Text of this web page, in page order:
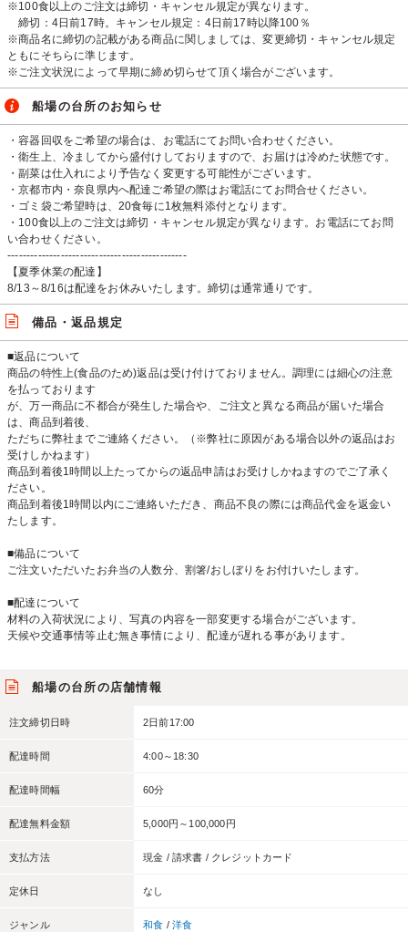
※100食以上のご注文は締切・キャンセル規定が異なります。
締切：4日前17時。キャンセル規定：4日前17時以降100％
※商品名に締切の記載がある商品に関しましては、変更締切・キャンセル規定
ともにそちらに準じます。
※ご注文状況によって早期に締め切らせて頂く場合がございます。
船場の台所のお知らせ
・容器回収をご希望の場合は、お電話にてお問い合わせください。
・衛生上、冷ましてから盛付けしておりますので、お届けは冷めた状態です。
・副菜は仕入れにより予告なく変更する可能性がございます。
・京都市内・奈良県内へ配達ご希望の際はお電話にてお問合せください。
・ゴミ袋ご希望時は、20食毎に1枚無料添付となります。
・100食以上のご注文は締切・キャンセル規定が異なります。お電話にてお問
い合わせください。
-----------------------------------------------
【夏季休業の配達】
8/13～8/16は配達をお休みいたします。締切は通常通りです。
備品・返品規定
■返品について
商品の特性上(食品のため)返品は受け付けておりません。調理には細心の注意
を払っております
が、万一商品に不都合が発生した場合や、ご注文と異なる商品が届いた場合
は、商品到着後、
ただちに弊社までご連絡ください。（※弊社に原因がある場合以外の返品はお
受けしかねます）
商品到着後1時間以上たってからの返品申請はお受けしかねますのでご了承く
ださい。
商品到着後1時間以内にご連絡いただき、商品不良の際には商品代金を返金い
たします。
■備品について
ご注文いただいたお弁当の人数分、割箸/おしぼりをお付けいたします。
■配達について
材料の入荷状況により、写真の内容を一部変更する場合がございます。
天候や交通事情等止む無き事情により、配達が遅れる事があります。
船場の台所の店舗情報
注文締切日時 2日前17:00
配達時間 4:00～18:30
配達時間幅 60分
配達無料金額 5,000円～100,000円
支払方法 現金 / 請求書 / クレジットカード
定休日 なし
ジャンル 和食 / 洋食